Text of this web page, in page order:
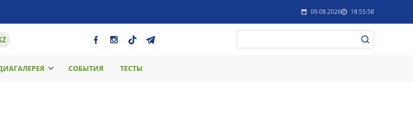
09.08.2026 18:55:58
СОБЫТИЯ ТЕСТЫ